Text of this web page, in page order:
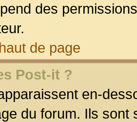
des
de page
Post-it ?
en-
du forum. Ils